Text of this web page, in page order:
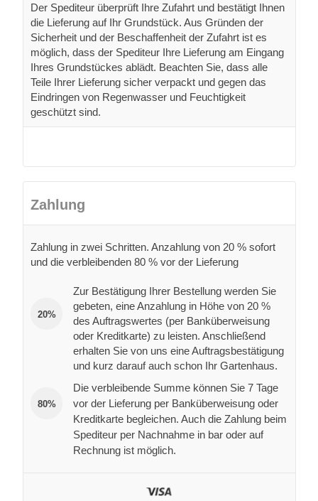
Der Spediteur überprüft Ihre Zufahrt und bestätigt Ihnen
die Lieferung auf Ihr Grundstück. Aus Gründen der
Sicherheit und der Beschaffenheit der Zufahrt ist es
möglich, dass der Spediteur Ihre Lieferung am Eingang
Ihres Grundstückes ablädt. Beachten Sie, dass alle
Teile Ihrer Lieferung sicher verpackt und gegen das
Eindringen von Regenwasser und Feuchtigkeit
geschützt sind.
Zahlung
Zahlung in zwei Schritten. Anzahlung von 20 % sofort
und die verbleibenden 80 % vor der Lieferung
20%
Zur Bestätigung Ihrer Bestellung werden Sie
gebeten, eine Anzahlung in Höhe von 20 %
des Auftragswertes (per Banküberweisung
oder Kreditkarte) zu leisten. Anschließend
erhalten Sie von uns eine Auftragsbestätigung
und kurz darauf auch schon Ihr Gartenhaus.
80%
Die verbleibende Summe können Sie 7 Tage
vor der Lieferung per Banküberweisung oder
Kreditkarte begleichen. Auch die Zahlung beim
Spediteur per Nachnahme in bar oder auf
Rechnung ist möglich.